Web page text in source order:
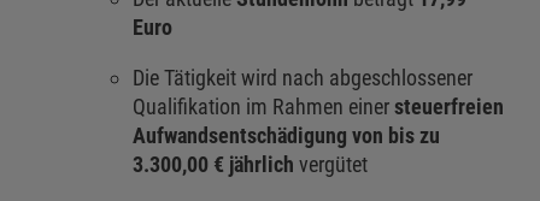
Euro
Die Tätigkeit wird nach abgeschlossener
Qualifikation im Rahmen einersteuerfreien
Aufwandsentschädigung von bis zu
3.300,00 € jährlich vergütet